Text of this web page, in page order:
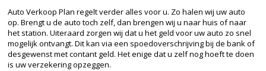
Auto Verkoop Plan regelt verder alles voor u. Zo halen wij uw auto
op. Brengt u de auto toch zelf, dan brengen wij u naar huis of naar
het station. Uiteraard zorgen wij dat u het geld voor uw auto zo snel
mogelijk ontvangt. Dit kan via een spoedoverschrijving bij de bank of
desgewenst met contant geld. Het enige dat u zelf nog hoeft te doen
is uw verzekering opzeggen.